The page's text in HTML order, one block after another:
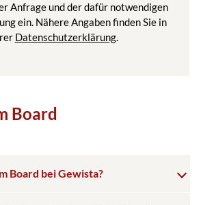
Anfrage und der dafür notwendigen
ein. Nähere Angaben finden Sie in
Datenschutzerklärung.
Board
Board bei Gewista?